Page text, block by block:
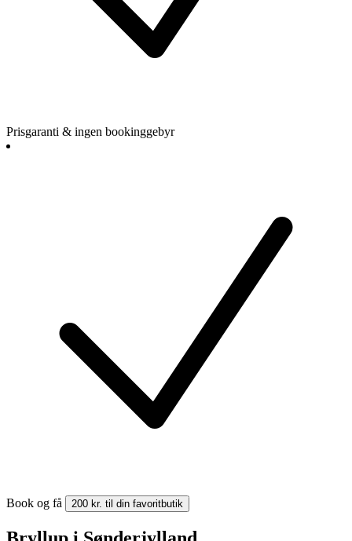
Prisgaranti & ingen bookinggebyr
Book og få 200 kr. til din favoritbutik